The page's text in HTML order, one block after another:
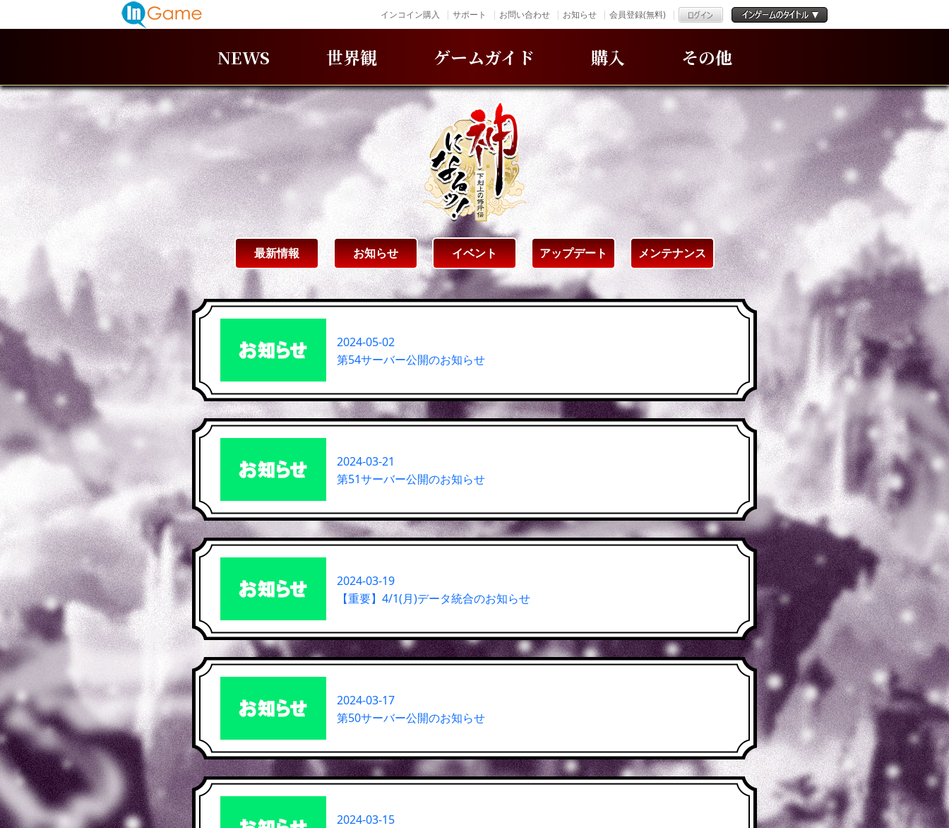
インコイン購入 サポート お問い合わせ お知らせ 会員登録(無料)
NEWS 世界観 ゲームガイド 購入 その他
最新情報 お知らせ イベント アップデート メンテナンス
2024-05-02
第54サーバー公開のお知らせ
2024-03-21
第51サーバー公開のお知らせ
2024-03-19
【重要】4/1(月)データ統合のお知らせ
2024-03-17
第50サーバー公開のお知らせ
2024-03-15